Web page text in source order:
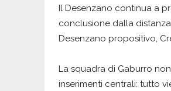
Il Desenzano continua a
conclusione dalla
Desenzano propositivo,
La squadra di Gaburro
inserimenti centrali: tutto